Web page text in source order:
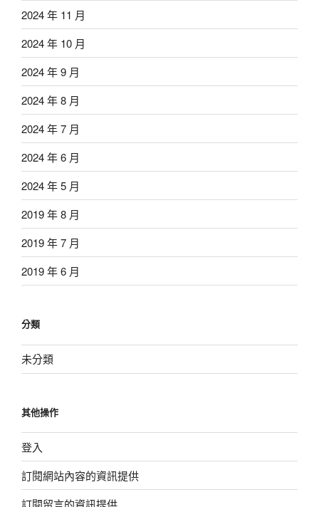
2024 年 11 月
2024 年 10 月
2024 年 9 月
2024 年 8 月
2024 年 7 月
2024 年 6 月
2024 年 5 月
2019 年 8 月
2019 年 7 月
2019 年 6 月
分類
未分類
其他操作
登入
訂閱網站內容的資訊提供
訂閱留言的資訊提供